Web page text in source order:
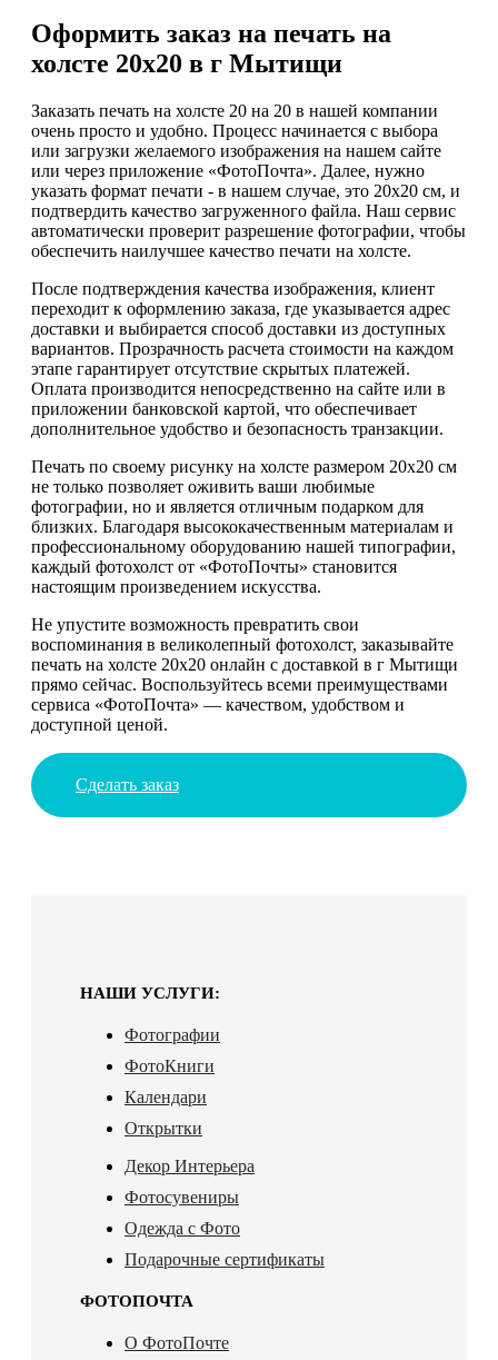
Оформить заказ на печать на
холсте 20х20 в г Мытищи
Заказать печать на холсте 20 на 20 в нашей компании
очень просто и удобно. Процесс начинается с выбора
или загрузки желаемого изображения на нашем сайте
или через приложение «ФотоПочта». Далее, нужно
указать формат печати - в нашем случае, это 20х20 см, и
подтвердить качество загруженного файла. Наш сервис
автоматически проверит разрешение фотографии, чтобы
обеспечить наилучшее качество печати на холсте.
После подтверждения качества изображения, клиент
переходит к оформлению заказа, где указывается адрес
доставки и выбирается способ доставки из доступных
вариантов. Прозрачность расчета стоимости на каждом
этапе гарантирует отсутствие скрытых платежей.
Оплата производится непосредственно на сайте или в
приложении банковской картой, что обеспечивает
дополнительное удобство и безопасность транзакции.
Печать по своему рисунку на холсте размером 20х20 см
не только позволяет оживить ваши любимые
фотографии, но и является отличным подарком для
близких. Благодаря высококачественным материалам и
профессиональному оборудованию нашей типографии,
каждый фотохолст от «ФотоПочты» становится
настоящим произведением искусства.
Не упустите возможность превратить свои
воспоминания в великолепный фотохолст, заказывайте
печать на холсте 20x20 онлайн с доставкой в г Мытищи
прямо сейчас. Воспользуйтесь всеми преимуществами
сервиса «ФотоПочта» — качеством, удобством и
доступной ценой.
Сделать заказ
НАШИ УСЛУГИ:
Фотографии
ФотоКниги
Календари
Открытки
Декор Интерьера
Фотосувениры
Одежда с Фото
Подарочные сертификаты
ФОТОПОЧТА
О ФотоПочте